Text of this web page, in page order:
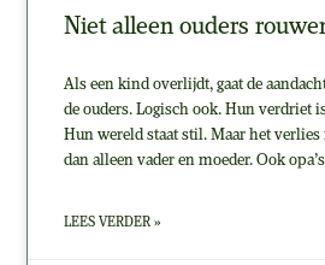
Niet alleen ouders
Als een kind overlijdt, gaat de
de ouders. Logisch ook. Hun verdriet
Hun wereld staat stil. Maar het verlies
dan alleen vader en moeder. Ook
LEES VERDER »